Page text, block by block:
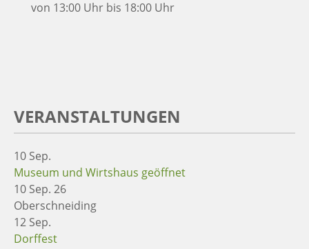
von 13:00 Uhr bis 18:00 Uhr
VERANSTALTUNGEN
10 Sep.
Museum und Wirtshaus geöffnet
10 Sep. 26
Oberschneiding
12 Sep.
Dorffest